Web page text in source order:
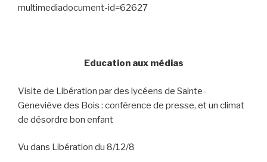
multimediadocument-id=62627
Education aux médias
Visite de Libération par des lycéens de Sainte-
Geneviève des Bois : conférence de presse, et un climat
de désordre bon enfant
Vu dans Libération du 8/12/8